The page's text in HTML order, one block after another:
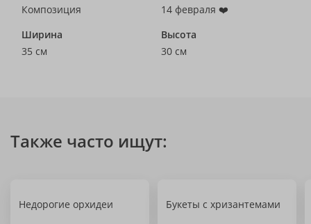
Композиция
14 февраля ❤️
Ширина
35 см
Высота
30 см
Также часто ищут:
Недорогие орхидеи Букеты с хризантемами